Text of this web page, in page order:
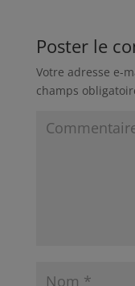
Poster le
Votre adresse e-
champs